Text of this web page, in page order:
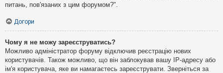
питань, пов'язаних з цим форумом?".
Догори
Чому я не можу зареєструватись?
Можливо адміністратор форуму відключив реєстрацію нових
користувачів. Також можливо, що він заблокував вашу IP-адресу або
ім'я користувача, яке ви намагаєтесь зареєструвати. Зверніться за